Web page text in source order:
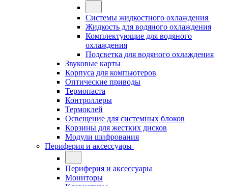
Системы жидкостного охлаждения
Жидкость для водяного охлаждения
Комплектующие для водяного
охлаждения
Подсветка для водяного охлаждения
Звуковые карты
Корпуса для компьютеров
Оптические приводы
Термопаста
Контроллеры
Термоклей
Освещение для системных блоков
Корзины для жестких дисков
Модули шифрования
Периферия и аксессуары
Периферия и аксессуары
Мониторы